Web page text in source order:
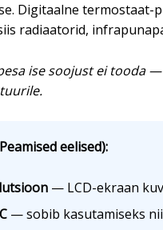
Digitaalne
radiaatorid,
ise soojust ei tooda
eelised):
— LCD-ekraan
— sobib kasutamiseks